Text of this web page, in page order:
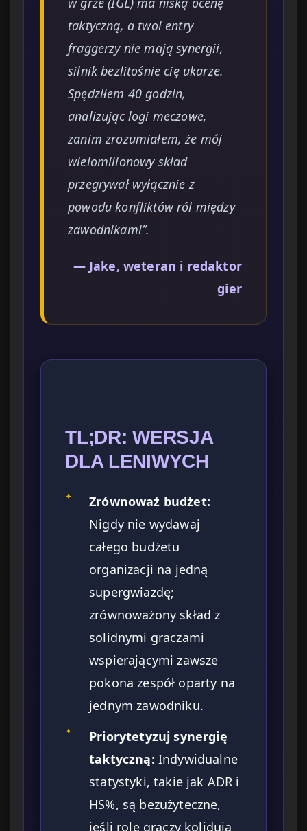
taktyczną, a twoi entry
fraggerzy nie mają synergii,
silnik bezlitośnie cię ukarze.
Spędziłem 40 godzin,
analizując logi meczowe,
zanim zrozumiałem, że mój
wielomilionowy skład
przegrywał wyłącznie z
powodu konfliktów ról między
zawodnikami”.
— Jake, weteran i redaktor
gier
TL;DR: WERSJA
DLA LENIWYCH
✦
Zrównoważ budżet:
Nigdy nie wydawaj
całego budżetu
organizacji na jedną
supergwiazdę;
zrównoważony skład z
solidnymi graczami
wspierającymi zawsze
pokona zespół oparty na
jednym zawodniku.
✦
Priorytetyzuj synergię
taktyczną: Indywidualne
statystyki, takie jak ADR i
HS%, są bezużyteczne,
jeśli role graczy kolidują